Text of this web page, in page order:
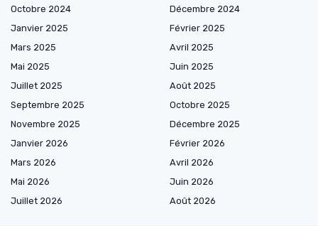
Octobre 2024
Décembre 2024
Janvier 2025
Février 2025
Mars 2025
Avril 2025
Mai 2025
Juin 2025
Juillet 2025
Août 2025
Septembre 2025
Octobre 2025
Novembre 2025
Décembre 2025
Janvier 2026
Février 2026
Mars 2026
Avril 2026
Mai 2026
Juin 2026
Juillet 2026
Août 2026